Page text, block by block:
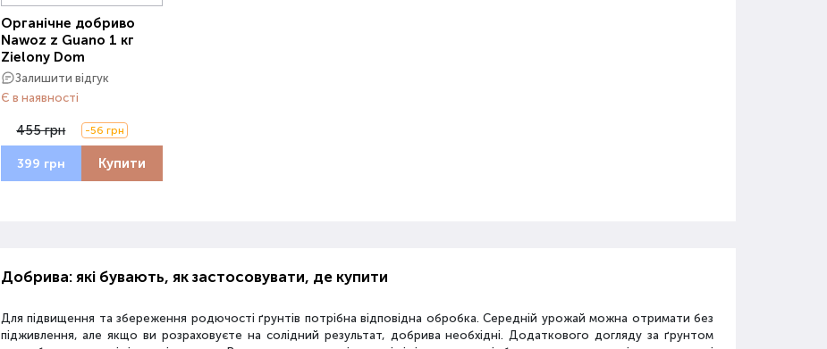
Органічне добриво
Nawoz z Guano 1 кг
Zielony Dom
Залишити відгук
Є в наявності
455 грн -56 грн
399 грн Купити
Добрива: які бувають, як застосовувати, де купити
Для підвищення та збереження родючості ґрунтів потрібна відповідна обробка. Середній урожай можна отримати без
підживлення, але якщо ви розраховуєте на солідний результат, добрива необхідні. Додаткового догляду за ґрунтом